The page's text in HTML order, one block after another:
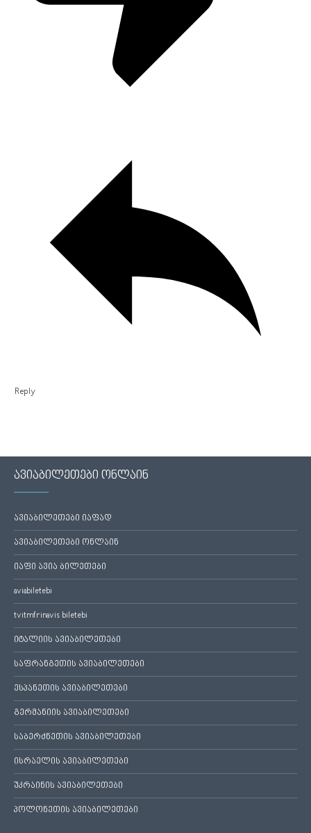
Reply
ავიაბილეთები ონლაინ
ავიაბილეთები იაფად
ავიაბილეთები ონლაინ
იაფი ავია ბილეთები
aviabiletebi
tvitmfrinavis biletebi
იტალიის ავიაბილეთები
საფრანგეთის ავიაბილეთები
ესპანეთის ავიაბილეთები
გერმანიის ავიაბილეთები
საბერძნეთის ავიაბილეთები
ისრაელის ავიაბილეთები
უკრაინის ავიაბილეთები
პოლონეთის ავიაბილეთები